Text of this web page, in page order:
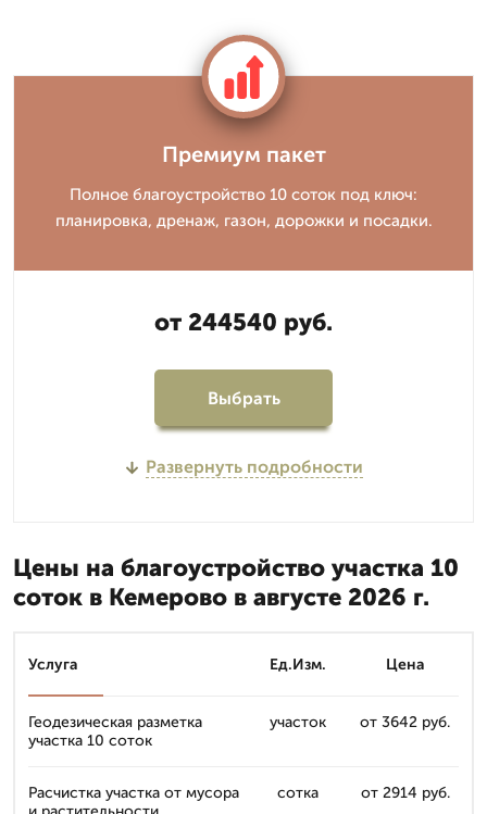
Премиум пакет
Полное благоустройство 10 соток под ключ:
планировка, дренаж, газон, дорожки и посадки.
от 244540 руб.
Выбрать
Развернуть подробности
Цены на благоустройство участка 10
соток в Кемерово в августе 2026 г.
Услуга Ед.Изм. Цена
Геодезическая разметка
участка 10 соток
участок от 3642 руб.
Расчистка участка от мусора
сотка от 2914 руб.